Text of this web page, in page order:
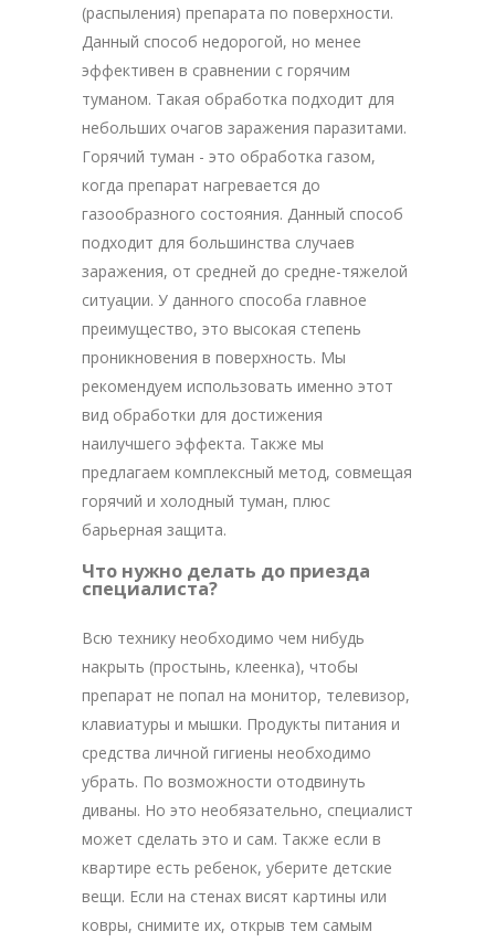
(распыления) препарата по поверхности.
Данный способ недорогой, но менее
эффективен в сравнении с горячим
туманом. Такая обработка подходит для
небольших очагов заражения паразитами.
Горячий туман - это обработка газом,
когда препарат нагревается до
газообразного состояния. Данный способ
подходит для большинства случаев
заражения, от средней до средне-тяжелой
ситуации. У данного способа главное
преимущество, это высокая степень
проникновения в поверхность. Мы
рекомендуем использовать именно этот
вид обработки для достижения
наилучшего эффекта. Также мы
предлагаем комплексный метод, совмещая
горячий и холодный туман, плюс
барьерная защита.
Что нужно делать до приезда
специалиста?
Всю технику необходимо чем нибудь
накрыть (простынь, клеенка), чтобы
препарат не попал на монитор, телевизор,
клавиатуры и мышки. Продукты питания и
средства личной гигиены необходимо
убрать. По возможности отодвинуть
диваны. Но это необязательно, специалист
может сделать это и сам. Также если в
квартире есть ребенок, уберите детские
вещи. Если на стенах висят картины или
ковры, снимите их, открыв тем самым